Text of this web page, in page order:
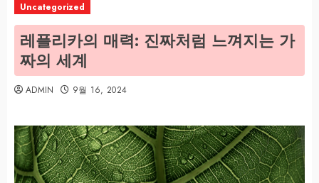
Uncategorized
레플리카의 매력: 진짜처럼 느껴지는 가
짜의 세계
ADMIN 9월 16, 2024